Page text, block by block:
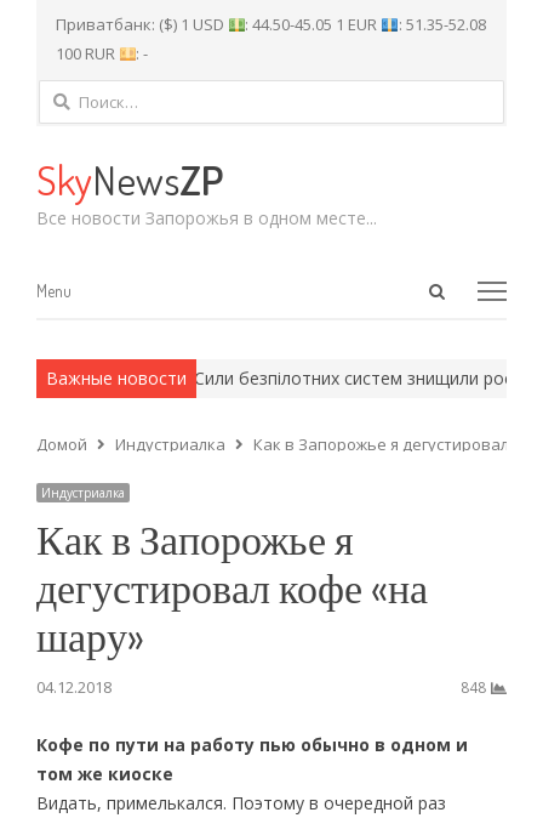
Приватбанк: ($) 1 USD : 44.50-45.05 1 EUR
: 51.35-52.08
100 RUR
: -
Найти:
SkyNewsZP
Все новости Запорожья в одном месте...
Open
Menu
Menu
Важные новости
методы. Сили безпілотних систем знищили
Домой Индустриалка Как в Запорожье я дегустировал
Индустриалка
Как в Запорожье я
дегустировал кофе «на
шару»
04.12.2018 848
Кофе по пути на работу пью обычно в одном и
том же киоске
Видать, примелькался. Поэтому в очередной раз